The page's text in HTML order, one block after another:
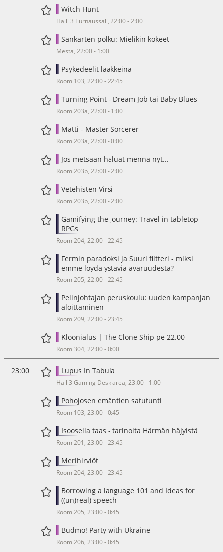
Witch Hunt
Halli 3 Turnaussali, 22:00 - 2:00
Sankarten polku: Mielikin kokeet
Mesta, 22:00 - 1:00
Psykedeelit lääkkeinä
Room 103, 22:00 - 22:45
Turning Point - Dream Job tai Baby Blues
Room 203a, 22:00 - 1:00
Matti - Master Sorcerer
Room 203a, 22:00 - 0:00
Jos metsään haluat mennä nyt...
Room 203b, 22:00 - 2:00
Vetehisten Virsi
Room 203b, 22:00 - 2:00
Gamifying the Journey: Travel in tabletop
RPGs
Room 204, 22:00 - 22:45
Fermin paradoksi ja Suuri filtteri - miksi
emme löydä ystäviä avaruudesta?
Room 205, 22:00 - 22:45
Pelinjohtajan peruskoulu: uuden kampanjan
aloittaminen
Room 209, 22:00 - 23:45
Kloonialus | The Clone Ship pe 22.00
Room 304, 22:00 - 0:00
23:00 Lupus In Tabula
Hall 3 Gaming Desk area, 23:00 - 1:00
Pohojosen emäntien satutunti
Room 103, 23:00 - 0:45
Isoosella taas - tarinoita Härmän häjyistä
Room 201, 23:00 - 23:45
Merihirviöt
Room 204, 23:00 - 23:45
Borrowing a language 101 and Ideas for
((un)real) speech
Room 205, 23:00 - 0:45
Budmo! Party with Ukraine
Room 206, 23:00 - 0:45